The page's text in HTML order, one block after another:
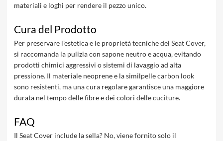
materiali e loghi per rendere il pezzo unico.
Cura del Prodotto
Per preservare l’estetica e le proprietà tecniche del Seat Cover,
si raccomanda la pulizia con sapone neutro e acqua, evitando
prodotti chimici aggressivi o sistemi di lavaggio ad alta
pressione. Il materiale neoprene e la similpelle carbon look
sono resistenti, ma una cura regolare garantisce una maggiore
durata nel tempo delle fibre e dei colori delle cuciture.
FAQ
Il Seat Cover include la sella? No, viene fornito solo il